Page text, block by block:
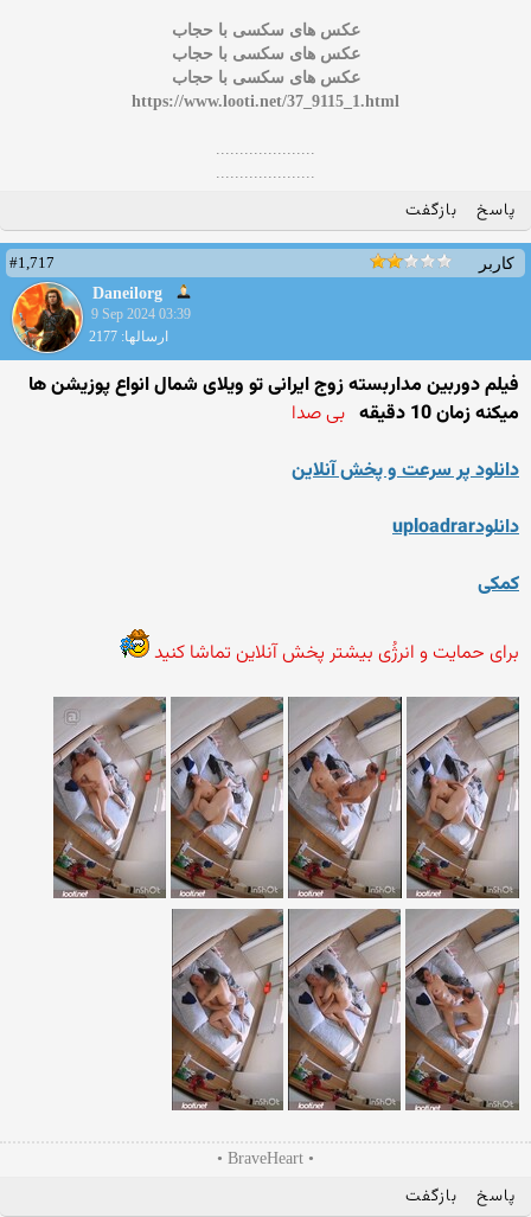
عکس های سکسی با حجاب
عکس های سکسی با حجاب
عکس های سکسی با حجاب
https://www.looti.net/37_9115_1.html
.....................
.....................
پاسخ بازگفت
کاربر
#1,717
Daneilorg
9 Sep 2024 03:39
ارسالها: 2177
فیلم دوربین مداربسته زوج ایرانی تو ویلای شمال انواع پوزیشن ها
میکنه زمان 10 دقیقه
بی صدا
دانلود پر سرعت و پخش آنلاین
دانلودuploadrar
کمکی
برای حمایت و انرژُی بیشتر پخش آنلاین تماشا کنید
• BraveHeart •
پاسخ بازگفت